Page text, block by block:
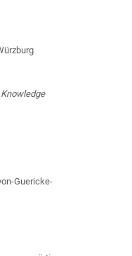
Guericke-